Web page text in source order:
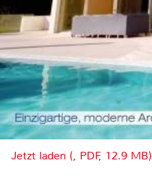
Jetzt laden (, PDF, 12.9 MB)